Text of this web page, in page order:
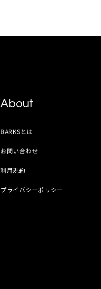
About
BARKSとは
お問い合わせ
利用規約
プライバシーポリシー